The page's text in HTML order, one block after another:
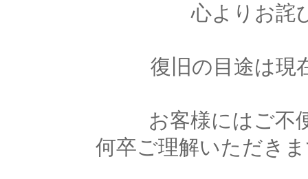
心よりお詫
復旧の目途は現
お客様にはご不
何卒ご理解いただき